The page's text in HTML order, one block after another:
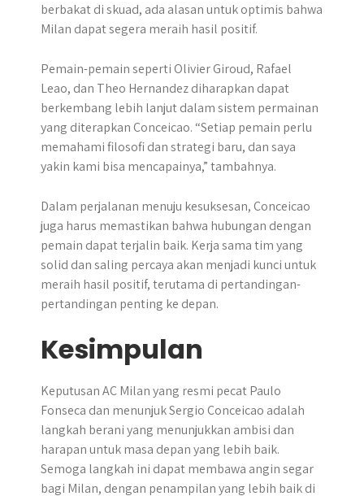
berbakat di skuad, ada alasan untuk optimis bahwa
Milan dapat segera meraih hasil positif.
Pemain-pemain seperti Olivier Giroud, Rafael
Leao, dan Theo Hernandez diharapkan dapat
berkembang lebih lanjut dalam sistem permainan
yang diterapkan Conceicao. “Setiap pemain perlu
memahami filosofi dan strategi baru, dan saya
yakin kami bisa mencapainya,” tambahnya.
Dalam perjalanan menuju kesuksesan, Conceicao
juga harus memastikan bahwa hubungan dengan
pemain dapat terjalin baik. Kerja sama tim yang
solid dan saling percaya akan menjadi kunci untuk
meraih hasil positif, terutama di pertandingan-
pertandingan penting ke depan.
Kesimpulan
​Keputusan AC Milan yang resmi pecat Paulo
Fonseca dan menunjuk Sergio Conceicao adalah
langkah berani yang menunjukkan ambisi dan
harapan untuk masa depan yang lebih baik.​
Semoga langkah ini dapat membawa angin segar
bagi Milan, dengan penampilan yang lebih baik di